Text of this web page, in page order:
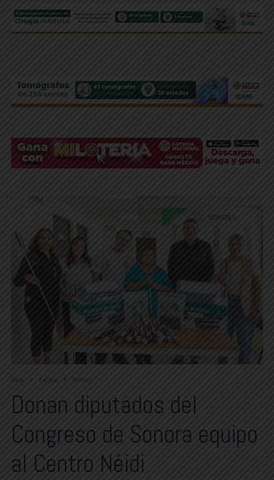
Home Estatal Politics
Donan diputados del
Congreso de Sonora equipo
al Centro Néidi